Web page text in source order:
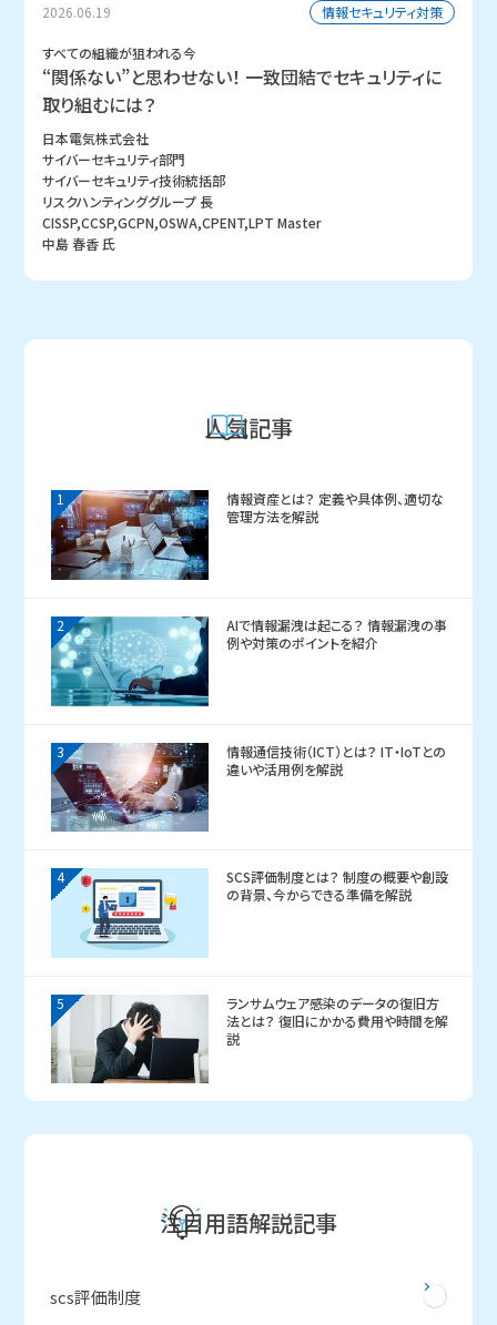
2026.06.19 情報セキュリティ対策
すべての組織が狙われる今
“関係ない”と思わせない！ 一致団結でセキュリティに
取り組むには？
日本電気株式会社
サイバーセキュリティ部門
サイバーセキュリティ技術統括部
リスクハンティンググループ 長
CISSP,CCSP,GCPN,OSWA,CPENT,LPT Master
中島 春香 氏
人気記事
1
情報資産とは？ 定義や具体例、適切な
管理方法を解説
2
AIで情報漏洩は起こる？ 情報漏洩の事
例や対策のポイントを紹介
3
情報通信技術（ICT）とは？ IT・IoTとの
違いや活用例を解説
4
SCS評価制度とは？ 制度の概要や創設
の背景、今からできる準備を解説
5
ランサムウェア感染のデータの復旧方
法とは？ 復旧にかかる費用や時間を解
説
注目用語解説記事
scs評価制度